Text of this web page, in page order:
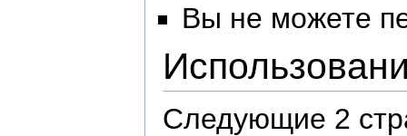
Вы не можете
Следующие 2